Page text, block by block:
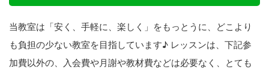
当教室は「安く、手軽に、楽しく」をもっとうに、どこより
も負担の少ない教室を目指しています♪ レッスンは、下記参
加費以外の、入会費や月謝や教材費などは必要なく、とても